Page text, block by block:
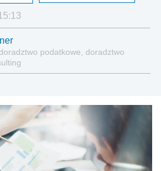
podatkowe, doradztwo